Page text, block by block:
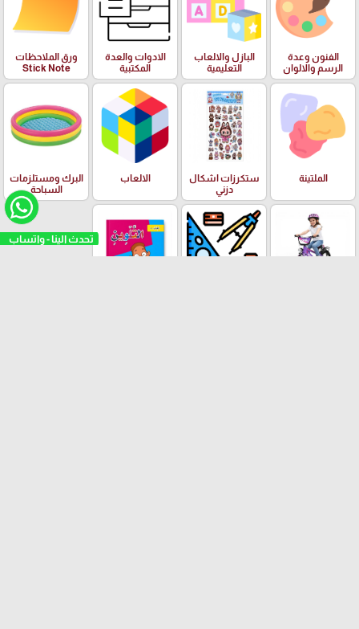
تحدث الينا - واتساب
الفنون وعدة
الرسم والالوان
البازل والالعاب
التعليمية
الادوات والعدة
المكتبية
ورق الملاحظات
Stick Note
الملتينة
ستكرزات اشكال
دزني
الالعاب
البرك ومستلزمات
السباحة